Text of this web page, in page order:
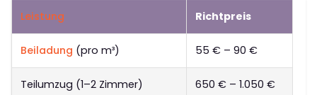
Leistung Richtpreis
Beiladung (pro m³) 55 € – 90 €
Teilumzug (1–2 Zimmer) 650 € – 1.050 €